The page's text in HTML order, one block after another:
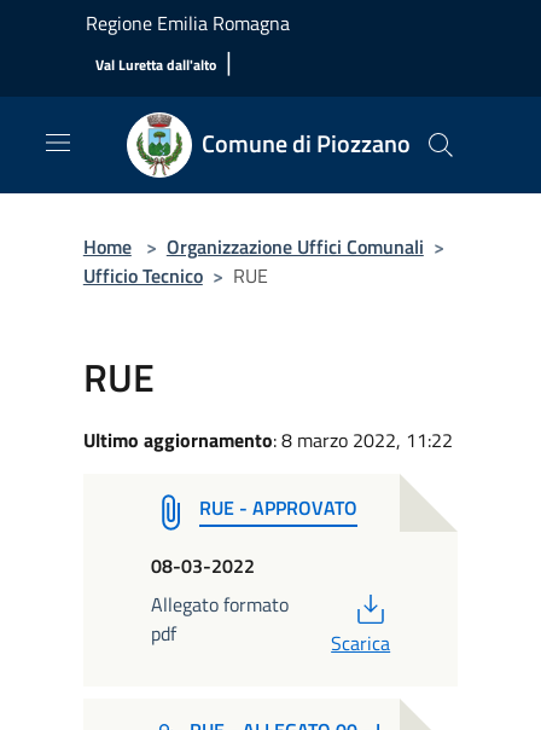
Salta al contenuto principale
Regione Emilia Romagna
Val Luretta dall'alto |
Comune di Piozzano
Home > Organizzazione Uffici Comunali >
Ufficio Tecnico > RUE
RUE
Ultimo aggiornamento: 8 marzo 2022, 11:22
RUE - APPROVATO
08-03-2022
Allegato formato
pdf
Scarica